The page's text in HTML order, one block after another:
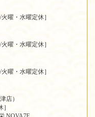
曜・水曜定休］
曜・水曜定休］
曜・水曜定休］
店）